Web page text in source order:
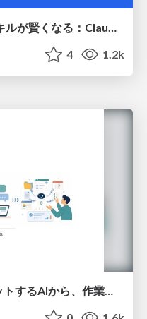
修正PRを食べてレビュースキルが賢くなる：Claude Codeによる自己改善サイクル
4 1.2k